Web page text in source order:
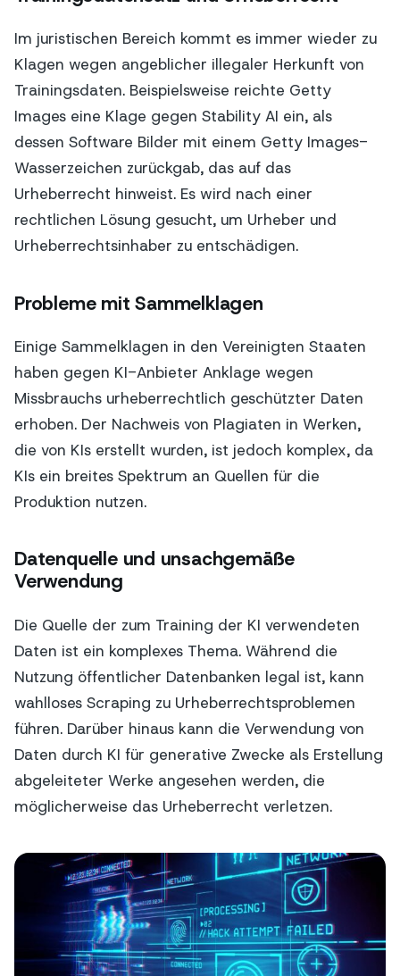
Im juristischen Bereich kommt es immer wieder zu
Klagen wegen angeblicher illegaler Herkunft von
Trainingsdaten. Beispielsweise reichte Getty
Images eine Klage gegen Stability AI ein, als
dessen Software Bilder mit einem Getty Images-
Wasserzeichen zurückgab, das auf das
Urheberrecht hinweist. Es wird nach einer
rechtlichen Lösung gesucht, um Urheber und
Urheberrechtsinhaber zu entschädigen.
Probleme mit Sammelklagen
Einige Sammelklagen in den Vereinigten Staaten
haben gegen KI-Anbieter Anklage wegen
Missbrauchs urheberrechtlich geschützter Daten
erhoben. Der Nachweis von Plagiaten in Werken,
die von KIs erstellt wurden, ist jedoch komplex, da
KIs ein breites Spektrum an Quellen für die
Produktion nutzen.
Datenquelle und unsachgemäße
Verwendung
Die Quelle der zum Training der KI verwendeten
Daten ist ein komplexes Thema. Während die
Nutzung öffentlicher Datenbanken legal ist, kann
wahlloses Scraping zu Urheberrechtsproblemen
führen. Darüber hinaus kann die Verwendung von
Daten durch KI für generative Zwecke als Erstellung
abgeleiteter Werke angesehen werden, die
möglicherweise das Urheberrecht verletzen.